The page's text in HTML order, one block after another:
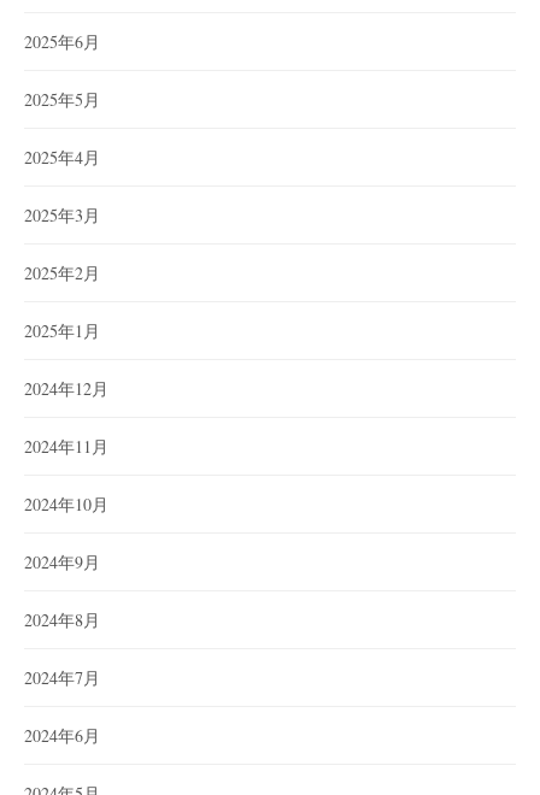
2025年6月
2025年5月
2025年4月
2025年3月
2025年2月
2025年1月
2024年12月
2024年11月
2024年10月
2024年9月
2024年8月
2024年7月
2024年6月